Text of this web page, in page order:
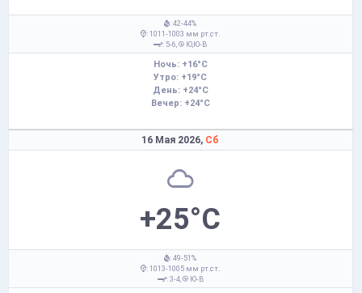
: 42-44%
: 1011-1003 мм рт.ст.
: 5-6,
Ю,Ю-В
Ночь: +16°C
Утро: +19°C
День: +24°C
Вечер: +24°C
16 Мая 2026, Сб
+25°C
: 49-51%
: 1013-1005 мм рт.ст.
: 3-4,
Ю-В